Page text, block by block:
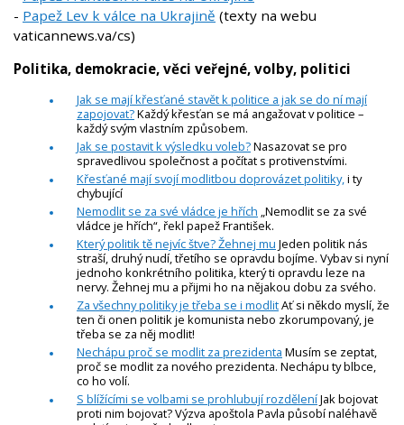
- Papež Lev k válce na Ukrajině (texty na webu
vaticannews.va/cs)
Politika, demokracie, věci veřejné, volby, politici
Jak se mají křesťané stavět k politice a jak se do ní mají
zapojovat?Každý křesťan se má angažovat v politice –
každý svým vlastním způsobem.
Jak se postavit k výsledku voleb?Nasazovat se pro
spravedlivou společnost a počítat s protivenstvími.
Křesťané mají svojí modlitbou doprovázet politiky,i ty
chybující
Nemodlit se za své vládce je hřích „Nemodlit se za své
vládce je hřích“, řekl papež František.
Který politik tě nejvíc štve? Žehnej mu Jeden politik nás
straší, druhý nudí, třetího se opravdu bojíme. Vybav si nyní
jednoho konkrétního politika, který ti opravdu leze na
nervy. Žehnej mu a přijmi ho na nějakou dobu za svého.
Za všechny politiky je třeba se i modlitAť si někdo myslí, že
ten či onen politik je komunista nebo zkorumpovaný, je
třeba se za něj modlit!
Nechápu proč se modlit za prezidenta Musím se zeptat,
proč se modlit za nového prezidenta. Nechápu ty blbce,
co ho volí.
S blížícími se volbami se prohlubují rozděleníJak bojovat
proti nim bojovat? Výzva apoštola Pavla působí naléhavě